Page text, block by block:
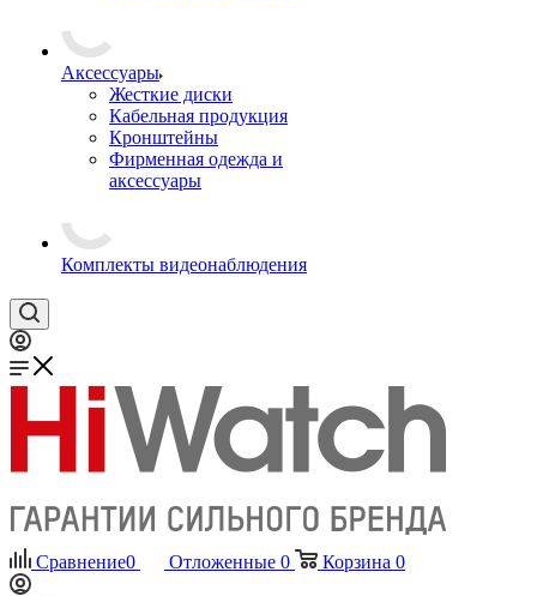
Аксессуары
Жесткие диски
Кабельная продукция
Кронштейны
Фирменная одежда и
аксессуары
Комплекты видеонаблюдения
Сравнение0 Отложенные 0 Корзина 0